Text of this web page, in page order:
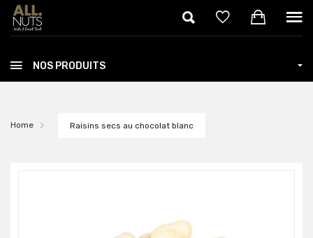
Skip to main content
NOS PRODUITS
Home Raisins secs au chocolat blanc